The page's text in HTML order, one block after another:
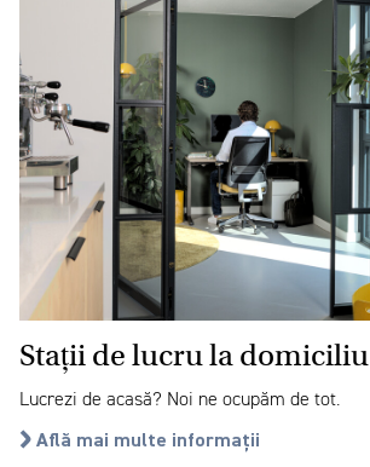
Stații de lucru la domiciliu
Lucrezi de acasă? Noi ne ocupăm de tot.
Află mai multe informații